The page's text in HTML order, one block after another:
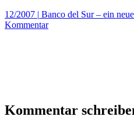
12/2007 | Banco del Sur – ein
Kommentar
Kommentar